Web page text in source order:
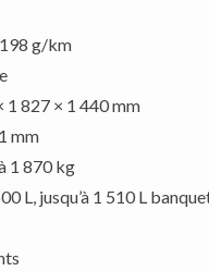
g/km
1 827 × 1 440 mm
mm
1 870 kg
L, jusqu’à 1 510 L